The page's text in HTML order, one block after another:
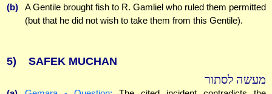
(b)
A Gentile brought fish to R. Gamliel who ruled them permitted
(but that he did not wish to take them from this Gentile).
5) SAFEK MUCHAN
מעשה לסתור